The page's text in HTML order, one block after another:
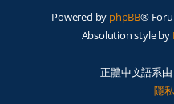
Powered by phpBB®
Absolution style by
正體中文語系由
隱私